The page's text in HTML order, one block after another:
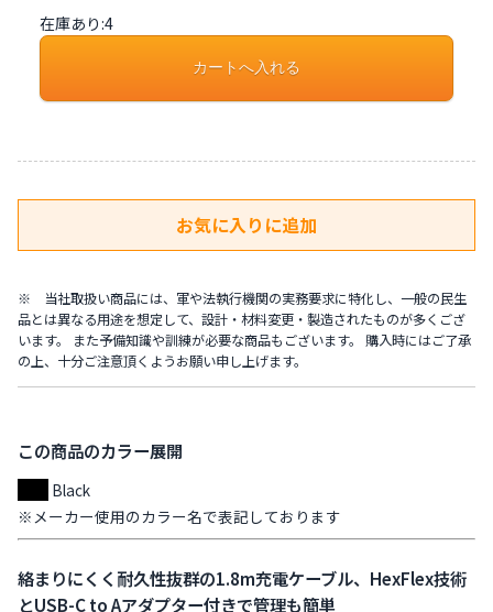
在庫あり:4
※ 当社取扱い商品には、軍や法執行機関の実務要求に特化し、一般の民生
品とは異なる用途を想定して、設計・材料変更・製造されたものが多くござ
います。 また予備知識や訓練が必要な商品もございます。 購入時にはご了承
の上、十分ご注意頂くようお願い申し上げます。
この商品のカラー展開
Black
※メーカー使用のカラー名で表記しております
絡まりにくく耐久性抜群の1.8m充電ケーブル、HexFlex技術
とUSB-C to Aアダプター付きで管理も簡単